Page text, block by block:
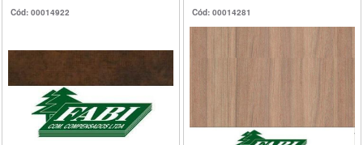
Cód: 00014922 Cód: 00014281